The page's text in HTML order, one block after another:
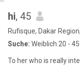
hi, 45
Rufisque, Dakar
Suche: Weiblich 20 - 45
To her who is really